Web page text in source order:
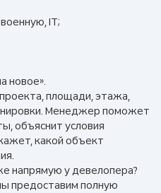
IT;
новое».
площади, этажа,
Менеджер поможет
объяснит условия
какой объект
напрямую у девелопера?
предоставим полную